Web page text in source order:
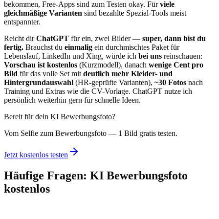
bekommen, Free-Apps sind zum Testen okay. Fürviele
gleichmäßige Varianten sind bezahlte Spezial-Tools meist
entspannter.
Reicht dirChatGPT für ein, zwei Bilder — super, dann bist du
fertig. Brauchst du einmalig ein durchmischtes Paket für
Lebenslauf, LinkedIn und Xing, würde ich bei uns reinschauen:
Vorschau ist kostenlos (Kurzmodell), danach wenige Cent pro
Bild für das volle Set mit deutlich mehr Kleider- und
Hintergrundauswahl (HR-geprüfte Varianten), ~30 Fotos nach
Training und Extras wie die CV-Vorlage. ChatGPT nutze ich
persönlich weiterhin gern für schnelle Ideen.
Bereit für dein KI Bewerbungsfoto?
Vom Selfie zum Bewerbungsfoto — 1 Bild gratis testen.
Jetzt kostenlos testen
Häufige Fragen: KI Bewerbungsfoto
kostenlos